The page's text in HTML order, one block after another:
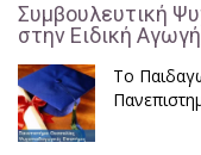
Συμβουλευτική
στην Ειδική
Το